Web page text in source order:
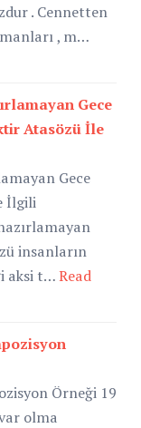
. Cennetten
, m…
Gece
Atasözü İle
Gece
İlgili
insanların
aksi t…Read
Örneği 19
olma